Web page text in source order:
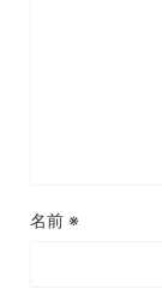
名前 ※